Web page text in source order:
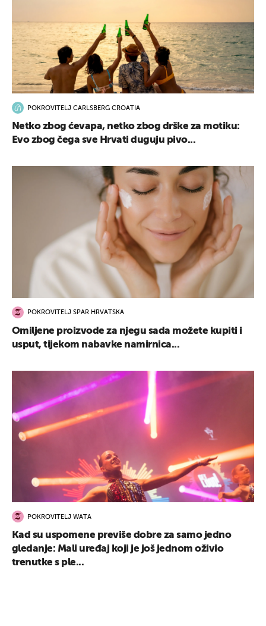
POKROVITELJ CARLSBERG CROATIA
Netko zbog ćevapa, netko zbog drške za motiku:
Evo zbog čega sve Hrvati duguju pivo...
POKROVITELJ SPAR HRVATSKA
Omiljene proizvode za njegu sada možete kupiti i
usput, tijekom nabavke namirnica...
POKROVITELJ WATA
Kad su uspomene previše dobre za samo jedno
gledanje: Mali uređaj koji je još jednom oživio
trenutke s ple...